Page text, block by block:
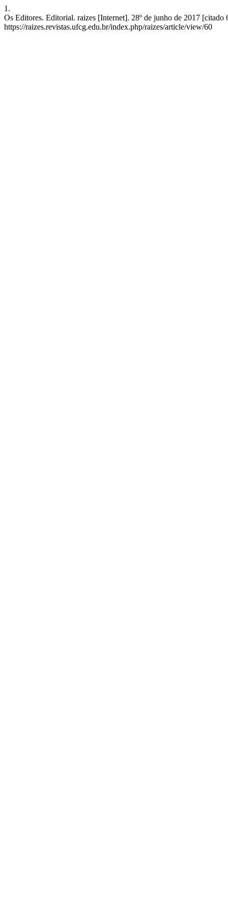
1.
Os Editores. Editorial. raizes [Internet]. 28º de junho de 2017
https://raizes.revistas.ufcg.edu.br/index.php/raizes/article/view/60